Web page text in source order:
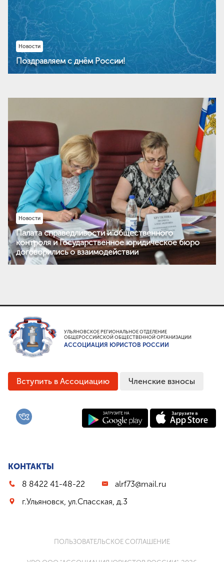
Новости
Поздравляем с днём России!
Новости
Палата справедливости и общественного
контроля и Государственное юридическое бюро
договорились о взаимодействии
УЛЬЯНОВСКОЕ РЕГИОНАЛЬНОЕ ОТДЕЛЕНИЕ
ОБЩЕРОССИЙСКОЙ ОБЩЕСТВЕННОЙ ОРГАНИЗАЦИИ
АССОЦИАЦИЯ ЮРИСТОВ РОССИИ
Вступить в Ассоциацию Членские взносы
КОНТАКТЫ
8 8422 41-48-22
alrf73@mail.ru
г.Ульяновск, ул.Спасская, д.3
ПОЛЬЗОВАТЕЛЬСКОЕ СОГЛАШЕНИЕ